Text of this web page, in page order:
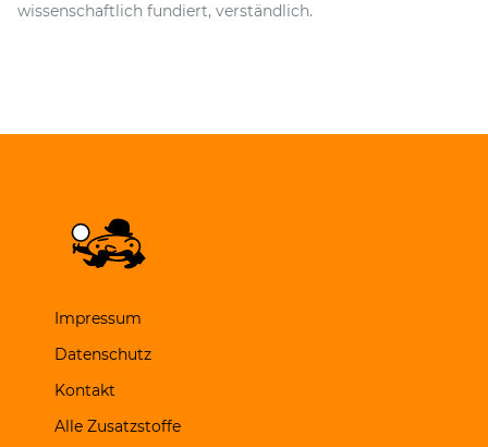
wissenschaftlich fundiert, verständlich.
Impressum
Datenschutz
Kontakt
Alle Zusatzstoffe